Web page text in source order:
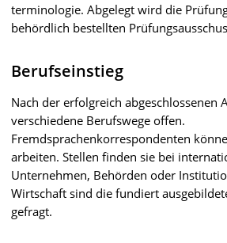
terminologie. Abgelegt wird die
behördlich bestellten
Berufseinstieg
Nach der erfolgreich abgeschlossenen
verschiedene Berufswege offen.
Fremdsprachenkorrespondenten
arbeiten. Stellen finden sie bei
Unternehmen, Behörden oder
Wirtschaft sind die fundiert
gefragt.